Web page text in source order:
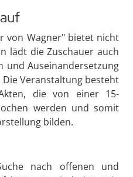
von Wagner" bietet nicht
lädt die Zuschauer auch
und Auseinandersetzung
Veranstaltung besteht
die von einer 15-
werden und somit
bilden.
nach offenen und